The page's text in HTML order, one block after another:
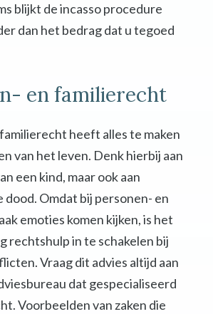
blijkt de incasso procedure
dan het bedrag dat u tegoed
en familierecht
heeft alles te maken
van het leven. Denk hierbij aan
een kind, maar ook aan
Omdat bij personen- en
emoties komen kijken, is het
rechtshulp in te schakelen bij
Vraag dit advies altijd aan
dat gespecialiseerd
Voorbeelden van zaken die